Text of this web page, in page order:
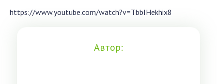
https://www.youtube.com/watch?v=TbbIHekhix8
Автор: